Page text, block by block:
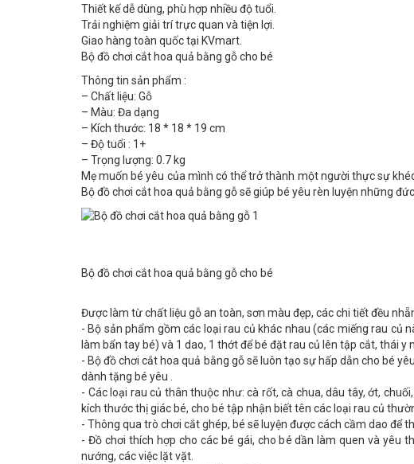
Thiết kế dễ dùng, phù hợp nhiều độ tuổi.
Trải nghiệm giải trí trực quan và tiện lợi.
Giao hàng toàn quốc tại KVmart.
Bộ đồ chơi cắt hoa quả bằng gỗ cho bé
Thông tin sản phẩm :
– Chất liệu: Gỗ
– Màu: Đa dạng
– Kích thước: 18 * 18 * 19 cm
– Độ tuổi : 1+
– Trọng lượng: 0.7 kg
Mẹ muốn bé yêu của mình có thể trở thành một người thực sự
Bộ đồ chơi cắt hoa quả bằng gỗ sẽ giúp bé yêu rèn luyện những
Bộ đồ chơi cắt hoa quả bằng gỗ cho bé
Được làm từ chất liệu gỗ an toàn, sơn màu đẹp, các chi tiết đều
- Bộ sản phẩm gồm các loại rau củ khác nhau (các miếng rau củ
làm bẩn tay bé) và 1 dao, 1 thớt để bé đặt rau củ lên tập cắt, thái y
- Bộ đồ chơi cắt hoa quả bằng gỗ sẽ luôn tạo sự hấp dẫn cho bé
dành tặng bé yêu .
- Các loại rau củ thân thuộc như: cà rốt, cà chua, dâu tây, ớt,
kích thước thị giác bé, cho bé tập nhận biết tên các loại rau củ
- Thông qua trò chơi cắt ghép, bé sẽ luyện được cách cầm dao để
- Đồ chơi thích hợp cho các bé gái, cho bé dần làm quen và yêu
nướng, các việc lặt vặt.